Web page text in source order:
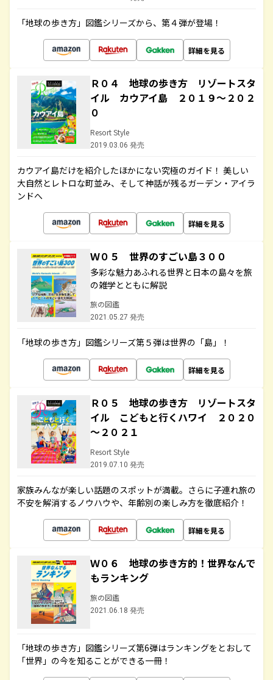
「地球の歩き方」図鑑シリーズから、第４弾が登場！
詳細を見る
Ｒ０４ 地球の歩き方 リゾートスタ
イル カウアイ島 ２０１９～２０２
０
Resort Style
2019.03.06 発売
カウアイ島だけを紹介したほかにない究極のガイド！ 美しい
大自然とレトロな町並み、そして神話が残るガーデン・アイラ
ンドへ
詳細を見る
Ｗ０５ 世界のすごい島３００
多彩な魅力あふれる世界と日本の島々を旅
の雑学とともに解説
旅の図鑑
2021.05.27 発売
「地球の歩き方」図鑑シリーズ第５弾は世界の「島」！
詳細を見る
Ｒ０５ 地球の歩き方 リゾートスタ
イル こどもと行くハワイ ２０２０
～２０２１
Resort Style
2019.07.10 発売
家族みんなが楽しい話題のスポットが満載。さらに子連れ旅の
不安を解消するノウハウや、年齢別の楽しみ方を徹底紹介！
詳細を見る
Ｗ０６ 地球の歩き方的！世界なんで
もランキング
旅の図鑑
2021.06.18 発売
「地球の歩き方」図鑑シリーズ第6弾はランキングをとおして
「世界」の今を知ることができる一冊！